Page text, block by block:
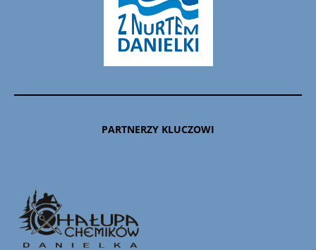
PARTNERZY KLUCZOWI